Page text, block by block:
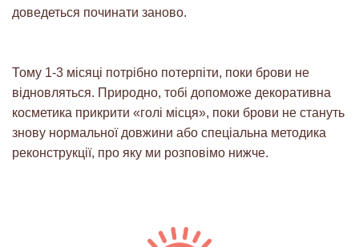
доведеться починати заново.
Тому 1-3 місяці потрібно потерпіти, поки брови не
відновляться. Природно, тобі допоможе декоративна
косметика прикрити «голі місця», поки брови не стануть
знову нормальної довжини або спеціальна методика
реконструкції, про яку ми розповімо нижче.